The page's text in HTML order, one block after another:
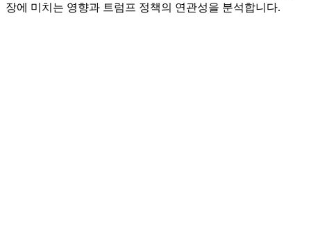
장에 미치는 영향과 트럼프 정책의 연관성을 분석합니다.